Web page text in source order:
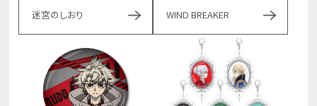
迷宮のしおり WIND BREAKER